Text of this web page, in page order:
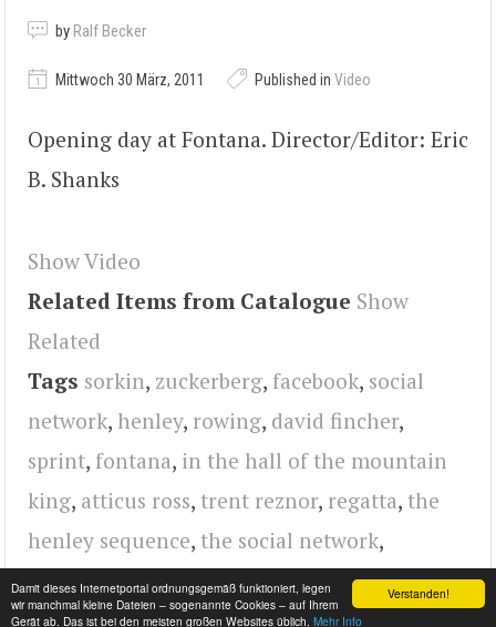
Verstanden!
Damit dieses Internetportal ordnungsgemäß funktioniert, legen
wir manchmal kleine Dateien – sogenannte Cookies – auf Ihrem
Gerät ab. Das ist bei den meisten großen Websites üblich. Mehr Info
by Ralf Becker
Mittwoch 30 März, 2011 Published in Video
Opening day at Fontana. Director/Editor: Eric
B. Shanks
Show Video
Related Items from Catalogue Show
Related
Tags sorkin, zuckerberg, facebook, social
network, henley, rowing, david fincher,
sprint, fontana, in the hall of the mountain
king, atticus ross, trent reznor, regatta, the
henley sequence, the social network,
NASCAR,vimeo,tilt-shift,Tilt Shift,video